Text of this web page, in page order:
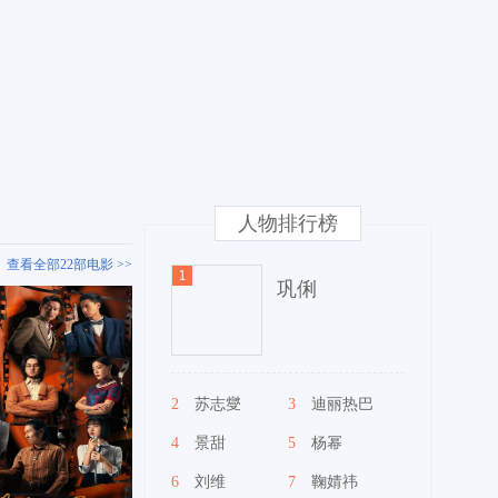
查看全部22部电影 >>
人物排行榜
巩俐
2 苏志燮 3 迪丽热巴
4 景甜 5 杨幂
6 刘维 7 鞠婧祎